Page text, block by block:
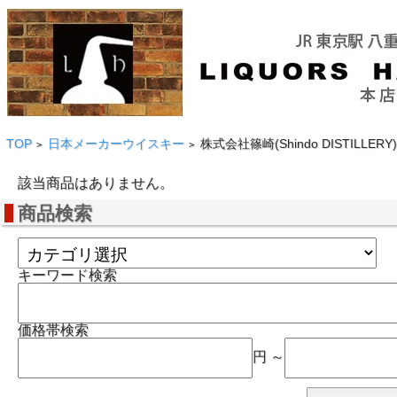
TOP > 日本メーカーウイスキー > 株式会社篠崎(Shindo DISTILLERY)
該当商品はありません。
商品検索
キーワード検索
価格帯検索
円 ～